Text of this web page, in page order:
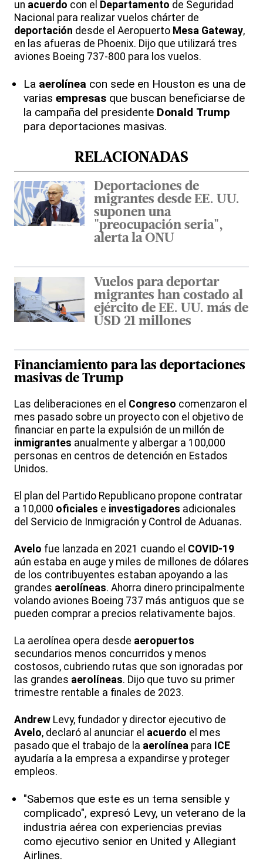
un acuerdo con el Departamento de Seguridad
Nacional para realizar vuelos chárter de
deportación desde el Aeropuerto Mesa Gateway,
en las afueras de Phoenix. Dijo que utilizará tres
aviones Boeing 737-800 para los vuelos.
La aerolínea con sede en Houston es una de
varias empresas que buscan beneficiarse de
la campaña del presidente Donald Trump
para deportaciones masivas.
RELACIONADAS
Deportaciones de
migrantes desde EE. UU.
suponen una
"preocupación seria",
alerta la ONU
Vuelos para deportar
migrantes han costado al
ejército de EE. UU. más de
USD 21 millones
Financiamiento para las deportaciones
masivas de Trump
Las deliberaciones en el Congreso comenzaron el
mes pasado sobre un proyecto con el objetivo de
financiar en parte la expulsión de un millón de
inmigrantes anualmente y albergar a 100,000
personas en centros de detención en Estados
Unidos.
El plan del Partido Republicano propone contratar
a 10,000 oficiales e investigadores adicionales
del Servicio de Inmigración y Control de Aduanas.
Avelo fue lanzada en 2021 cuando el COVID-19
aún estaba en auge y miles de millones de dólares
de los contribuyentes estaban apoyando a las
grandes aerolíneas. Ahorra dinero principalmente
volando aviones Boeing 737 más antiguos que se
pueden comprar a precios relativamente bajos.
La aerolínea opera desde aeropuertos
secundarios menos concurridos y menos
costosos, cubriendo rutas que son ignoradas por
las grandes aerolíneas. Dijo que tuvo su primer
trimestre rentable a finales de 2023.
Andrew Levy, fundador y director ejecutivo de
Avelo, declaró al anunciar el acuerdo el mes
pasado que el trabajo de la aerolínea para ICE
ayudaría a la empresa a expandirse y proteger
empleos.
"Sabemos que este es un tema sensible y
complicado", expresó Levy, un veterano de la
industria aérea con experiencias previas
como ejecutivo senior en United y Allegiant
Airlines.